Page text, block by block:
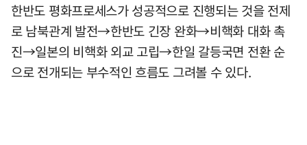
한반도 평화프로세스가 성공적으로 진행되는 것을 전제
로 남북관계 발전→한반도 긴장 완화→비핵화 대화 촉
진→일본의 비핵화 외교 고립→한일 갈등국면 전환 순
으로 전개되는 부수적인 흐름도 그려볼 수 있다.